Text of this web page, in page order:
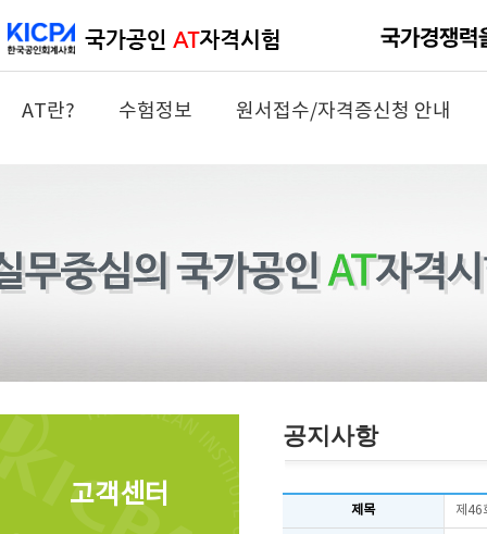
AT란? 수험정보 원서접수/자격증신청 안내
고객센터
공지사항
제목 제46